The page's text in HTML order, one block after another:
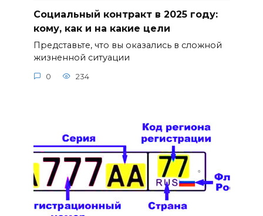
Социальный контракт в 2025 году:
кому, как и на какие цели
Представьте, что вы оказались в сложной
жизненной ситуации
0 234